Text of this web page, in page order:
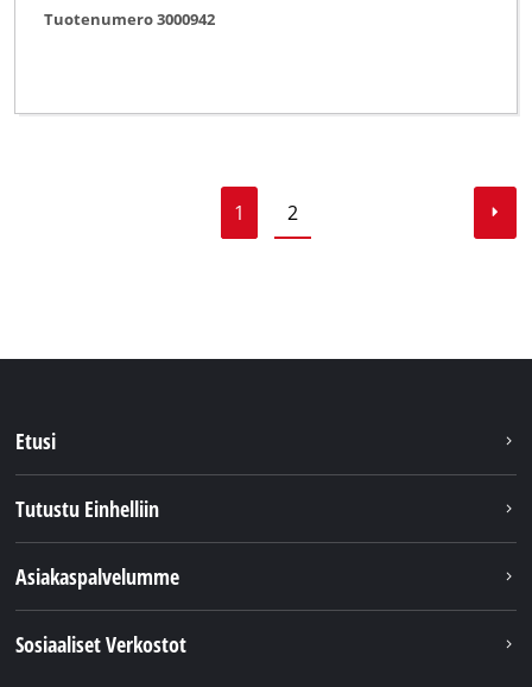
Tuotenumero 3000942
1 2
Etusi
Tutustu Einhelliin
Asiakaspalvelumme
Sosiaaliset Verkostot